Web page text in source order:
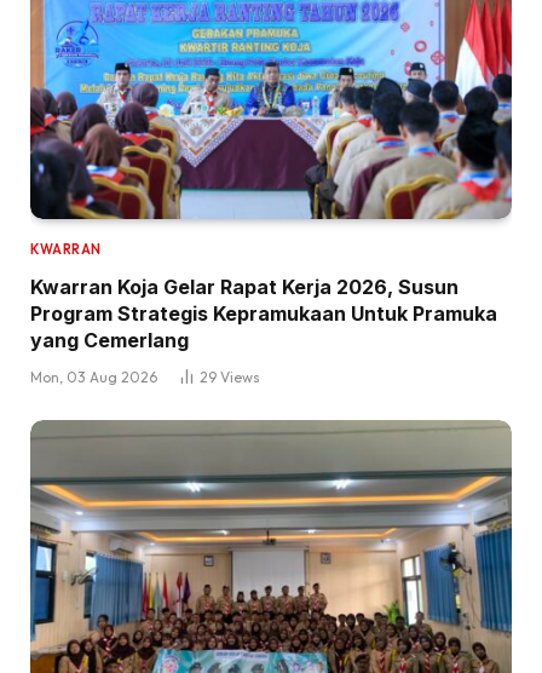
KWARRAN
Kwarran Koja Gelar Rapat Kerja 2026, Susun
Program Strategis Kepramukaan Untuk Pramuka
yang Cemerlang
Mon, 03 Aug 2026 29 Views